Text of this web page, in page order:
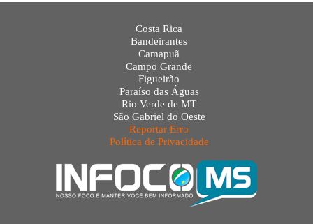
Costa Rica
Bandeirantes
Camapuã
Campo Grande
Figueirão
Paraíso das Águas
Rio Verde de MT
São Gabriel do Oeste
Reportar Erro
Política de Privacidade